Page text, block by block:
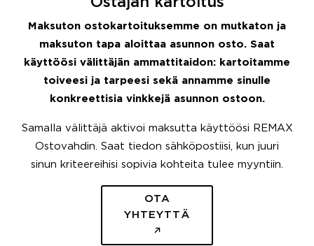
Maksuton ostokartoituksemme on mutkaton ja
maksuton tapa aloittaa asunnon osto. Saat
käyttöösi välittäjän ammattitaidon: kartoitamme
toiveesi ja tarpeesi sekä annamme sinulle
konkreettisia vinkkejä asunnon ostoon.
Samalla välittäjä aktivoi maksutta käyttöösi REMAX
Ostovahdin. Saat tiedon sähköpostiisi, kun juuri
sinun kriteereihisi sopivia kohteita tulee myyntiin.
OTA
YHTEYTTÄ